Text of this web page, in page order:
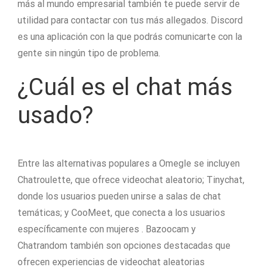
más al mundo empresarial también te puede servir de
utilidad para contactar con tus más allegados. Discord
es una aplicación con la que podrás comunicarte con la
gente sin ningún tipo de problema.
¿Cuál es el chat más
usado?
Entre las alternativas populares a Omegle se incluyen
Chatroulette, que ofrece videochat aleatorio; Tinychat,
donde los usuarios pueden unirse a salas de chat
temáticas; y CooMeet, que conecta a los usuarios
específicamente con mujeres . Bazoocam y
Chatrandom también son opciones destacadas que
ofrecen experiencias de videochat aleatorias